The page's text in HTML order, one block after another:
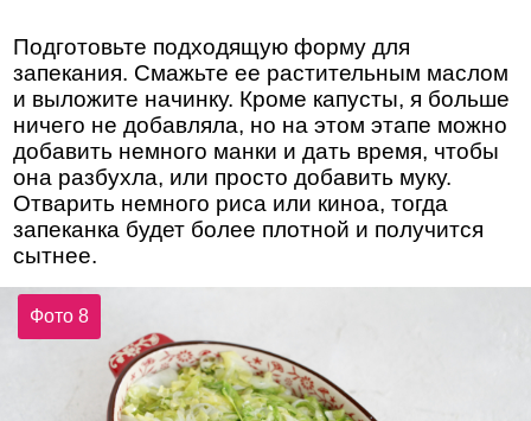
Подготовьте подходящую форму для
запекания. Смажьте ее растительным маслом
и выложите начинку. Кроме капусты, я больше
ничего не добавляла, но на этом этапе можно
добавить немного манки и дать время, чтобы
она разбухла, или просто добавить муку.
Отварить немного риса или киноа, тогда
запеканка будет более плотной и получится
сытнее.
Фото 8